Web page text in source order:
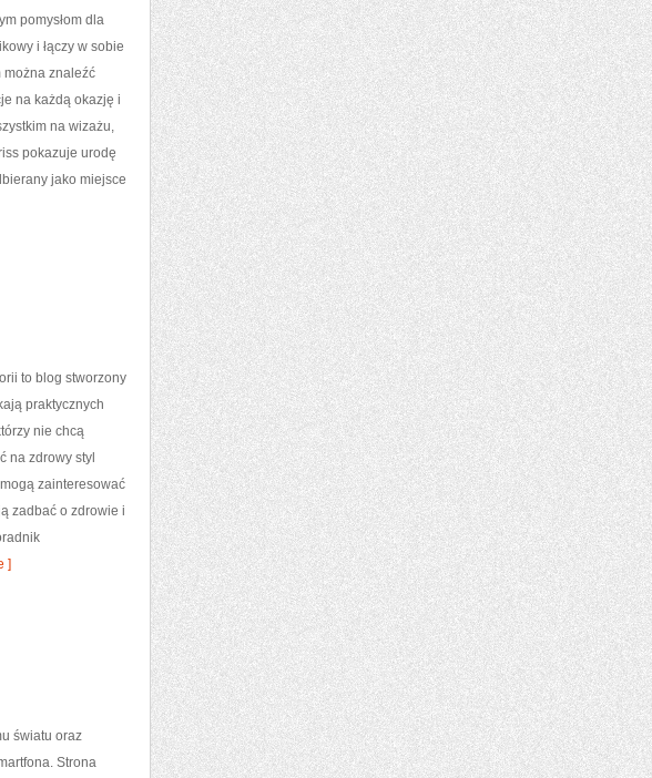
pomysłom dla
i łączy w sobie
można znaleźć
na każdą okazję i
na wizażu,
pokazuje urodę
jako miejsce
to blog stworzony
praktycznych
nie chcą
na zdrowy styl
zainteresować
zadbać o zdrowie i
]
światu oraz
Strona